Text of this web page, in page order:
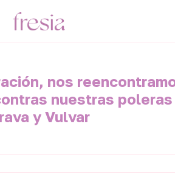
nos
nuestras poleras
y Vulvar